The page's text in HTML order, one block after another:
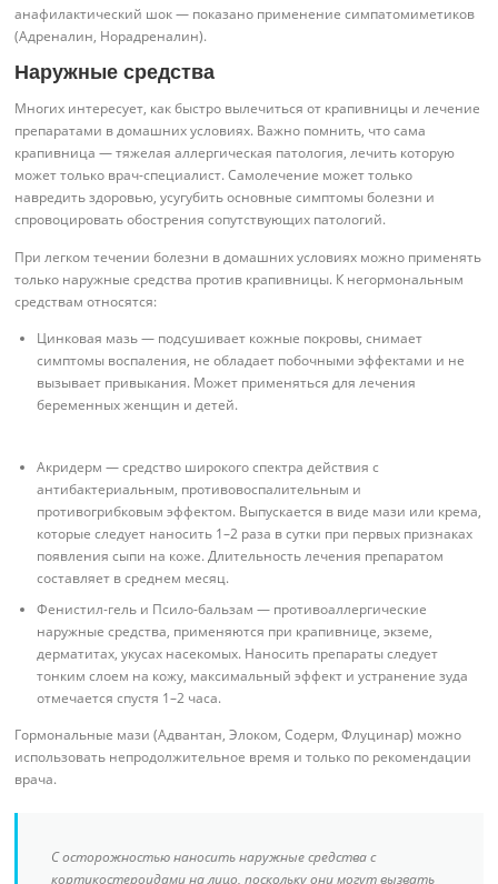
анафилактический шок — показано применение симпатомиметиков
(Адреналин, Норадреналин).
Наружные средства
Многих интересует, как быстро вылечиться от крапивницы и лечение
препаратами в домашних условиях. Важно помнить, что сама
крапивница — тяжелая аллергическая патология, лечить которую
может только врач-специалист. Самолечение может только
навредить здоровью, усугубить основные симптомы болезни и
спровоцировать обострения сопутствующих патологий.
При легком течении болезни в домашних условиях можно применять
только наружные средства против крапивницы. К негормональным
средствам относятся:
Цинковая мазь — подсушивает кожные покровы, снимает
симптомы воспаления, не обладает побочными эффектами и не
вызывает привыкания. Может применяться для лечения
беременных женщин и детей.
Акридерм — средство широкого спектра действия с
антибактериальным, противовоспалительным и
противогрибковым эффектом. Выпускается в виде мази или крема,
которые следует наносить 1–2 раза в сутки при первых признаках
появления сыпи на коже. Длительность лечения препаратом
составляет в среднем месяц.
Фенистил-гель и Псило-бальзам — противоаллергические
наружные средства, применяются при крапивнице, экземе,
дерматитах, укусах насекомых. Наносить препараты следует
тонким слоем на кожу, максимальный эффект и устранение зуда
отмечается спустя 1–2 часа.
Гормональные мази (Адвантан, Элоком, Содерм, Флуцинар) можно
использовать непродолжительное время и только по рекомендации
врача.
С осторожностью наносить наружные средства с
кортикостероидами на лицо, поскольку они могут вызвать